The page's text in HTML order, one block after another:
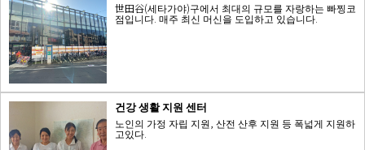
世田谷(세타가야)구에서 최대의 규모를 자랑하는 빠찡코
점입니다. 매주 최신 머신을 도입하고 있습니다.
건강 생활 지원 센터
노인의 가정 자립 지원, 산전 산후 지원 등 폭넓게 지원하
고있다.